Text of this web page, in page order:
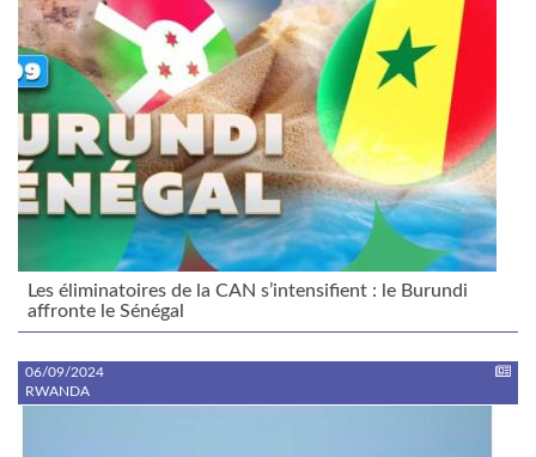
Les éliminatoires de la CAN s’intensifient : le Burundi
affronte le Sénégal
06/09/2024
RWANDA